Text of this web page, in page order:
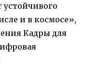
устойчивого
и в космосе»,
Кадры для